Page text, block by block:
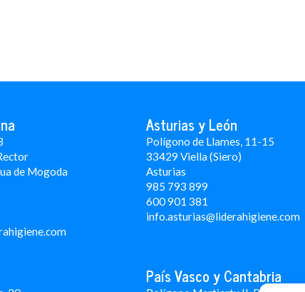
de Mogoda
Asturias y León
Polígono de Llames, 11-15
33429 Viella (Siero)
Asturias
985 793 899
600 901 381
info.asturias@liderahigiene.com
País Vasco y Cantabria